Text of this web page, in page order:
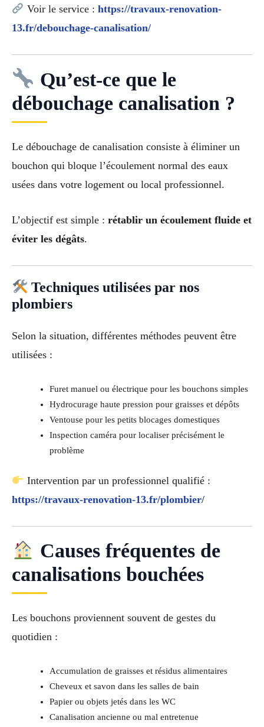
Voir le service : https://travaux-renovation-
13.fr/debouchage-canalisation/
Qu’est-ce que le
débouchage canalisation ?
Le débouchage de canalisation consiste à éliminer un
bouchon qui bloque l’écoulement normal des eaux
usées dans votre logement ou local professionnel.
L’objectif est simple : rétablir un écoulement fluide et
éviter les dégâts.
Techniques utilisées par nos
plombiers
Selon la situation, différentes méthodes peuvent être
utilisées :
Furet manuel ou électrique pour les bouchons simples
Hydrocurage haute pression pour graisses et dépôts
Ventouse pour les petits blocages domestiques
Inspection caméra pour localiser précisément le
problème
Intervention par un professionnel qualifié :
https://travaux-renovation-13.fr/plombier/
Causes fréquentes de
canalisations bouchées
Les bouchons proviennent souvent de gestes du
quotidien :
Accumulation de graisses et résidus alimentaires
Cheveux et savon dans les salles de bain
Papier ou objets jetés dans les WC
Canalisation ancienne ou mal entretenue